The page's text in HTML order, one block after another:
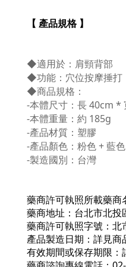
【 產品規格 】
◆適用於 ： 肩頸背部
◆功能 ： 穴位按摩捶打
◆商品規格 ：
-本體尺寸：長 40cm
-本體重量：約 185g
-產品材質：塑膠
-產品顏色：粉色 + 藍色
-製造國別：台灣
藥商許可執照所載藥商
藥商地址：台北市北
藥商許可執照字號：
產品製造日期：詳見商
有效期間或保存期限：